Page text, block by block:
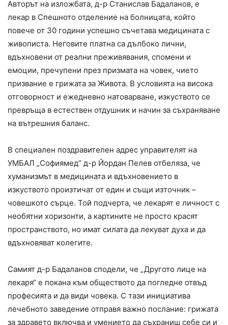
Авторът на изложбата, д-р Станислав Бадаланов, е
лекар в Спешното отделение на болницата, който
повече от 30 години успешно съчетава медицината с
живописта. Неговите платна са дълбоко лични,
вдъхновени от реални преживявания, спомени и
емоции, пречупени през призмата на човек, чието
призвание е грижата за Живота. В условията на висока
отговорност и ежедневно натоварване, изкуството се
превръща в естествен отдушник и начин за съхраняване
на вътрешния баланс.
В специален поздравителен адрес управителят на
УМБАЛ „Софиямед“ д-р Йордан Пелев отбеляза, че
хуманизмът в медицината и вдъхновението в
изкуството произтичат от един и същи източник –
човешкото сърце. Той подчерта, че лекарят е личност с
необятни хоризонти, а картините не просто красят
пространството, но имат силата да лекуват духа и да
вдъхновяват колегите.
Самият д-р Бадаланов сподели, че „Другото лице на
лекаря“ е покана към обществото да погледне отвъд
професията и да види човека. С тази инициатива
лечебното заведение отправя важно послание: грижата
за здравето включва и умението да съхраниш себе си и